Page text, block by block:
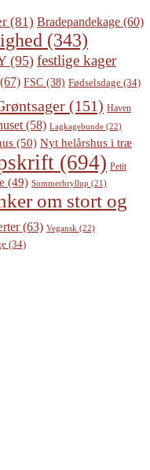
(81) Bradepandekage (60)
(343)
(95) festlige kager
FSC (38) Fødselsdage (34)
(151) Haven
(58) Lagkagebunde (22)
(50) Nyt helårshus i træ
(694) Petit
(49) Sommerbryllup (21)
om stort og
(63) Vegansk (22)
(34)